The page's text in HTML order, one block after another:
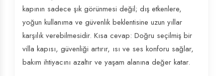
kapının sadece şık görünmesi değil; dış etkenlere,
yoğun kullanıma ve güvenlik beklentisine uzun yıllar
karşılık verebilmesidir. Kısa cevap: Doğru seçilmiş bir
villa kapısı, güvenliği artırır, ısı ve ses konforu sağlar,
bakım ihtiyacını azaltır ve yaşam alanına değer katar.